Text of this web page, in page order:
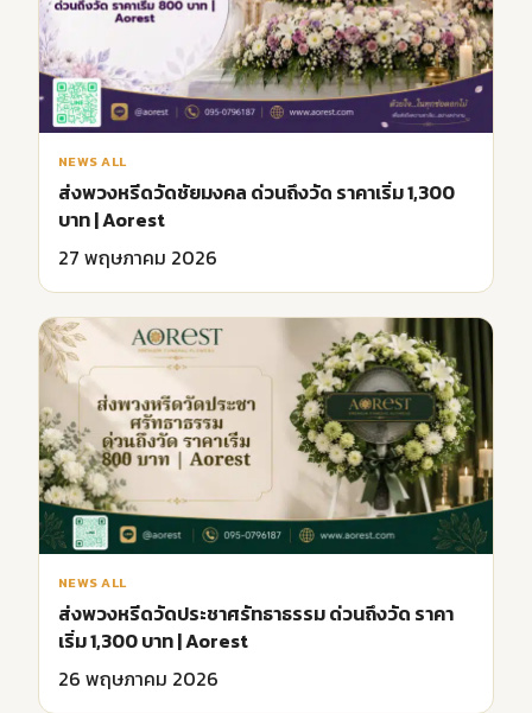
NEWS ALL
ส่งพวงหรีดวัดชัยมงคล ด่วนถึงวัด ราคาเริ่ม 1,300
บาท | Aorest
27 พฤษภาคม 2026
NEWS ALL
ส่งพวงหรีดวัดประชาศรัทธาธรรม ด่วนถึงวัด ราคา
เริ่ม 1,300 บาท | Aorest
26 พฤษภาคม 2026